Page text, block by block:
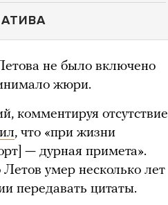
не было включено
жюри.
комментируя отсутствие
, что «при жизни
— дурная примета».
умер несколько лет
передавать цитаты.